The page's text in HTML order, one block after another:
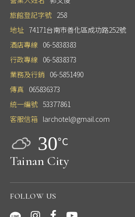
旅館登記字號 258
地址 74171台南市善化區成功路252號
酒店專線 06-5838383
行政專線 06-5838373
業務及行銷 06-5851490
傳真 065836373
統一編號 53377861
客服信箱 larchotel@gmail.com
30°C
Tainan City
FOLLOW US